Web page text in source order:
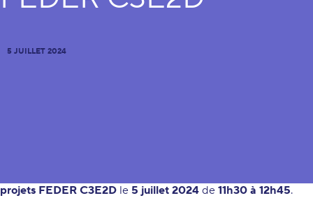
5 JUILLET 2024
projets FEDER C3E2D le 5 juillet 2024 de 11h30 à 12h45.